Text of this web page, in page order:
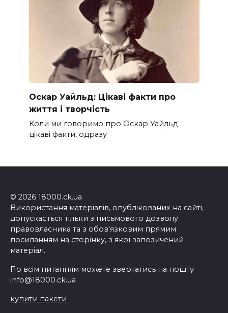
Оскар Уайльд: Цікаві факти про
життя і творчість
Коли ми говоримо про Оскар Уайльд
цікаві факти, одразу
© 2026 18000.ck.ua
Використання матеріалів, опублікованих на сайті,
допускається тільки з письмового дозволу
правовласника та з обов'язковим прямим
посиланням на сторінку, з якої запозичений
матеріал.
По всім питанням можете звертатись на пошту
info@18000.ck.ua
купити пакети